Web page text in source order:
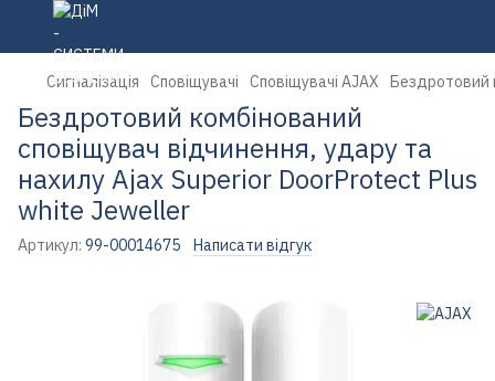
Сигналізація Сповіщувачі Сповіщувачі AJAX Бездротовий
Бездротовий комбінований
сповіщувач відчинення, удару та
нахилу Ajax Superior DoorProtect Plus
white Jeweller
Артикул: 99-00014675 Написати відгук